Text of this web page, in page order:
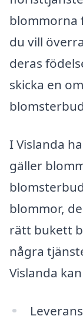
blommorna
du vill
deras
skicka en
I Vislanda
gäller
blommor,
rätt bukett
några
Vislanda